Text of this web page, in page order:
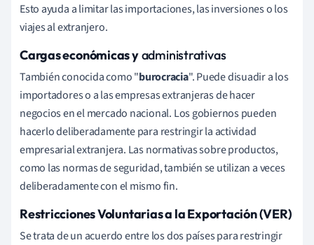
Esto ayuda a limitar las importaciones, las inversiones o los
viajes al extranjero.
Cargas económicas yadministrativas
También conocida como "burocracia". Puede disuadir a los
importadores o a las empresas extranjeras de hacer
negocios en el mercado nacional. Los gobiernos pueden
hacerlo deliberadamente para restringir la actividad
empresarial extranjera. Las normativas sobre productos,
como las normas de seguridad, también se utilizan a veces
deliberadamente con el mismo fin.
Restricciones Voluntarias a la Exportación (VER)
Se trata de un acuerdo entre los dos países para restringir